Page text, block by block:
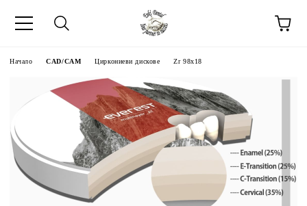
Начало CAD/CAM Циркониеви дискове Zr 98x18